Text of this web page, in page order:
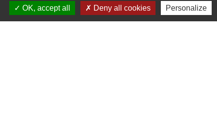
OK, accept all
Deny all cookies Personalize